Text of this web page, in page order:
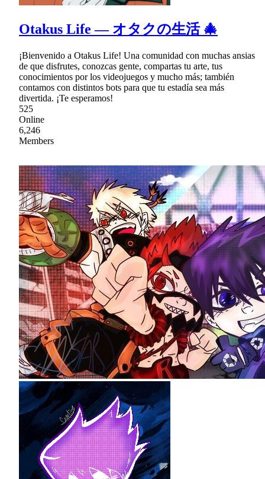
Otakus Life ― オタクの生活 🎄
¡Bienvenido a Otakus Life! Una comunidad con muchas ansias
de que disfrutes, conozcas gente, compartas tu arte, tus
conocimientos por los videojuegos y mucho más; también
contamos con distintos bots para que tu estadía sea más
divertida. ¡Te esperamos!
525
Online
6,246
Members